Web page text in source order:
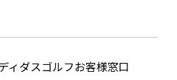
ィダスゴルフお客様窓口